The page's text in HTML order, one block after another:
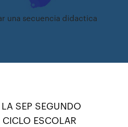
una secuencia didactica
SEP SEGUNDO
ESCOLAR